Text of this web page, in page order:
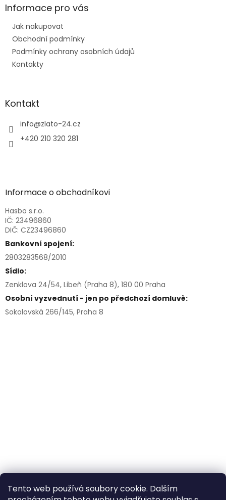
Tento web používá soubory cookie. Dalším
aInformace pro vás
Jak nakupovat
Obchodní podmínky
Podmínky ochrany osobních údajů
Kontakty
Kontakt
info@zlato-24.cz
+420 210 320 281
Informace o obchodníkovi
Hasbo s.r.o.
IČ: 23496860
DIČ: CZ23496860
Bankovní spojení:
2803283568/2010
Sídlo:
Zenklova 24/54, Libeň (Praha 8), 180 00 Praha
Osobní vyzvednutí - jen po předchozí domluvě:
Sokolovská 266/145, Praha 8